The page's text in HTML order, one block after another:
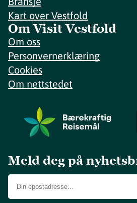
Kart over Vestfold
Om Visit Vestfold
Om oss
Personvernerklæring
Cookies
Om nettstedet
Meld deg på